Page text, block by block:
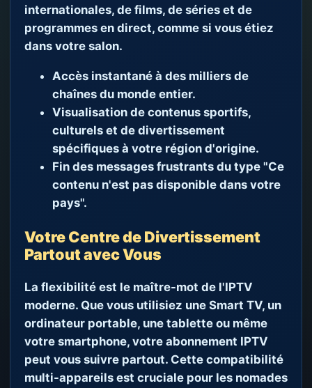
internationales, de films, de séries et de
programmes en direct, comme si vous étiez
dans votre salon.
Accès instantané à des milliers de
chaînes du monde entier.
Visualisation de contenus sportifs,
culturels et de divertissement
spécifiques à votre région d'origine.
Fin des messages frustrants du type "Ce
contenu n'est pas disponible dans votre
pays".
Votre Centre de Divertissement
Partout avec Vous
La flexibilité est le maître-mot de l'IPTV
moderne. Que vous utilisiez une Smart TV, un
ordinateur portable, une tablette ou même
votre smartphone, votre abonnement IPTV
peut vous suivre partout. Cette compatibilité
multi-appareils est cruciale pour les nomades